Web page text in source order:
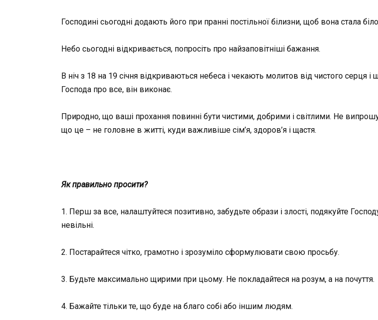
Господині сьогодні додають його при пранні постільної білизни, щоб вона стала
Небо сьогодні відкривається, попросіть про найзаповітніші бажання.
В ніч з 18 на 19 січня відкриваються небеса і чекають молитов від чистого
Господа про все, він виконає.
Природно, що ваші прохання повинні бути чистими, добрими і світлими. Не
що це – не головне в житті, куди важливіше сім’я, здоров’я і щастя.
Як правильно просити?
1. Перш за все, налаштуйтеся позитивно, забудьте образи і злості, подякуйте
невільні.
2. Постарайтеся чітко, грамотно і зрозуміло сформулювати свою просьбу.
3. Будьте максимально щирими при цьому. Не покладайтеся на розум, а на почуття.
4. Бажайте тільки те, що буде на благо собі або іншим людям.